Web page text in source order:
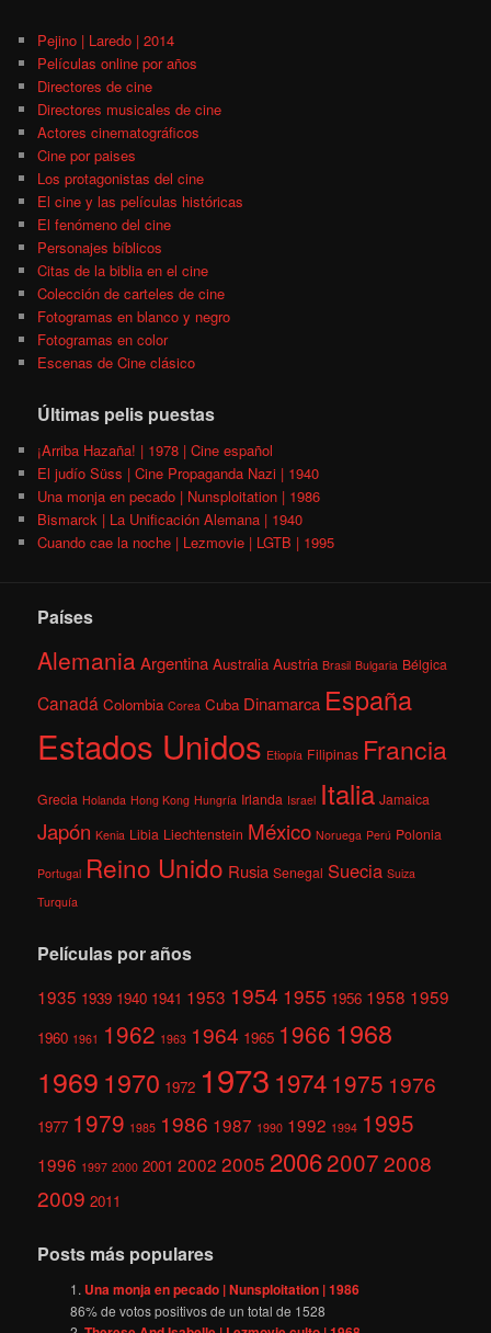
Pejino | Laredo | 2014
Películas online por años
Directores de cine
Directores musicales de cine
Actores cinematográficos
Cine por paises
Los protagonistas del cine
El cine y las películas históricas
El fenómeno del cine
Personajes bíblicos
Citas de la biblia en el cine
Colección de carteles de cine
Fotogramas en blanco y negro
Fotogramas en color
Escenas de Cine clásico
Últimas pelis puestas
¡Arriba Hazaña! | 1978 | Cine español
El judío Süss | Cine Propaganda Nazi | 1940
Una monja en pecado | Nunsploitation | 1986
Bismarck | La Unificación Alemana | 1940
Cuando cae la noche | Lezmovie | LGTB | 1995
Países
AlemaniaArgentina Australia Austria Brasil Bulgaria Bélgica
Canadá Colombia Corea Cuba Dinamarca España
Estados Unidos Etiopía Filipinas Francia
Grecia Holanda Hong Kong Hungría Irlanda Israel Italia Jamaica
Japón Kenia Libia Liechtenstein México Noruega Perú Polonia
Portugal Reino Unido Rusia Senegal Suecia Suiza
Turquía
Películas por años
1935 1939 1940 1941 1953 1954 1955 1956 1958 1959
1960 1961 1962 1963 1964 1965 1966 1968
1969 1970 1972 1973 1974 1975 1976
1977 1979 1985 1986 1987 1990 1992 1994 1995
1996 1997 2000 2001 2002 2005 200620072008
2009 2011
Posts más populares
Una monja en pecado | Nunsploitation | 1986
86% de votos positivos de un total de 1528